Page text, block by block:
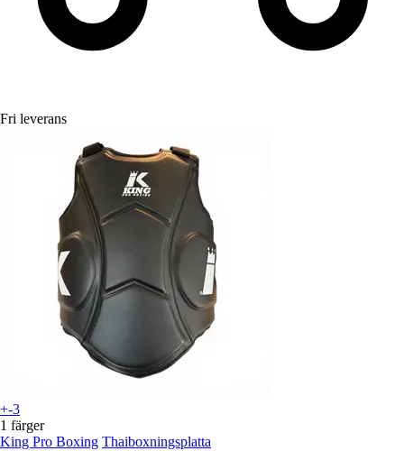
Fri leverans
+-3
1 färger
King Pro Boxing Thaiboxningsplatta